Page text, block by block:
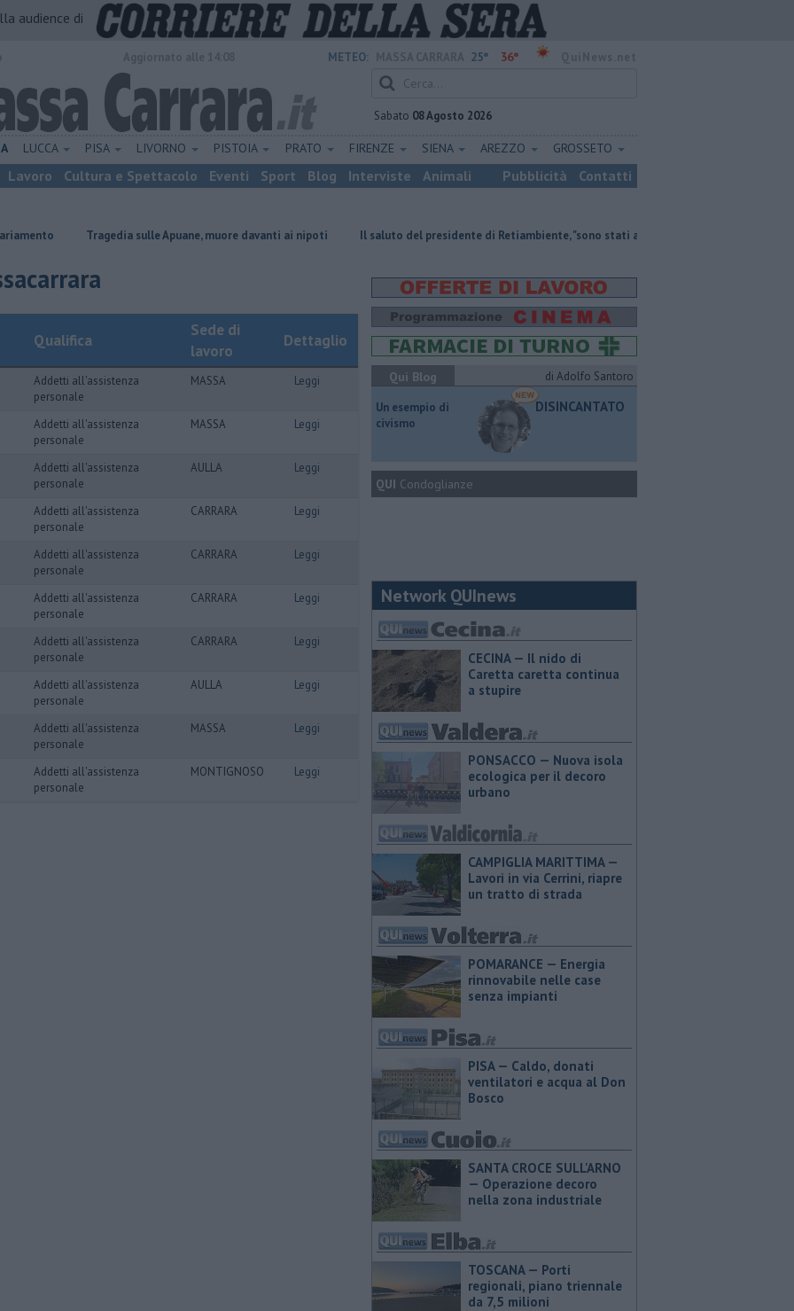
audience di
METEO: 25° 36°
Sabato 08 Agosto 2026
LUCCA PISA LIVORNO PISTOIA PRATO FIRENZE SIENA AREZZO GROSSETO
Lavoro Cultura e Spettacolo Eventi Sport Blog Interviste Animali Pubblicità Contatti
Tragedia sulle Apuane, muore davanti ai nipoti Il saluto del presidente di Retiambiente, "sono stati anni complessi ma di crescita"
Qualifica
Sede di
lavoro
Dettaglio
Addetti all'assistenza
personale
MASSA Leggi
Addetti all'assistenza
personale
MASSA Leggi
Addetti all'assistenza
personale
AULLA Leggi
Addetti all'assistenza
personale
CARRARA Leggi
Addetti all'assistenza
personale
CARRARA Leggi
Addetti all'assistenza
personale
CARRARA Leggi
Addetti all'assistenza
personale
CARRARA Leggi
Addetti all'assistenza
personale
AULLA Leggi
Addetti all'assistenza
personale
MASSA Leggi
Addetti all'assistenza
personale
MONTIGNOSO Leggi
Qui Blog di Adolfo Santoro
​Un esempio di
civismo
DISINCANTATO
QUI Condoglianze
Network QUInews
CECINA — Il nido di
Caretta caretta continua
a stupire
PONSACCO — Nuova isola
ecologica per il decoro
urbano
CAMPIGLIA MARITTIMA —
Lavori in via Cerrini, riapre
un tratto di strada
POMARANCE — Energia
rinnovabile nelle case
senza impianti
PISA — Caldo, donati
ventilatori e acqua al Don
Bosco
SANTA CROCE SULL'ARNO
— Operazione decoro
nella zona industriale
TOSCANA — Porti
regionali, piano triennale
da 7,5 milioni